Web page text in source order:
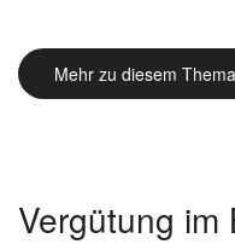
Mehr zu diesem Thema
Vergütung im